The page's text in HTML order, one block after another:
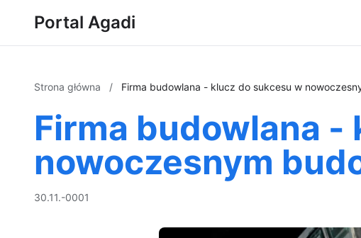
Portal Agadi
Strona główna / Firma budowlana - klucz do sukcesu w
Firma budowlana -
nowoczesnym
30.11.-0001